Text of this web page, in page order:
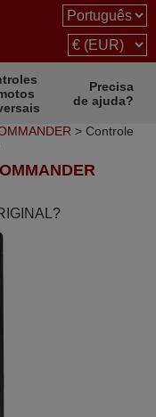
Precisa
de ajuda?
> Controle